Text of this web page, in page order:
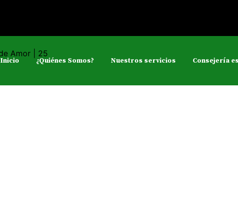
Inicio ¿Quiénes Somos? Nuestros servicios Consejería